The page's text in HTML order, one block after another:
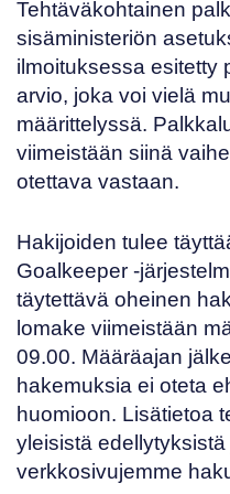
Tehtäväkohtainen
sisäministeriön
ilmoituksessa esitetty
arvio, joka voi vielä
määrittelyssä.
viimeistään siinä
otettava vastaan.
Hakijoiden tulee
Goalkeeper -
täytettävä oheinen
lomake viimeistään
09.00. Määräajan
hakemuksia ei oteta
huomioon. Lisätietoa
yleisistä
verkkosivujemme